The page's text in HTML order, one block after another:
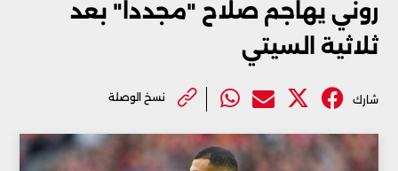
روني يهاجم صلاح "مجددا" بعد
ثلاثية السيتي
شارك نسخ الوصلة